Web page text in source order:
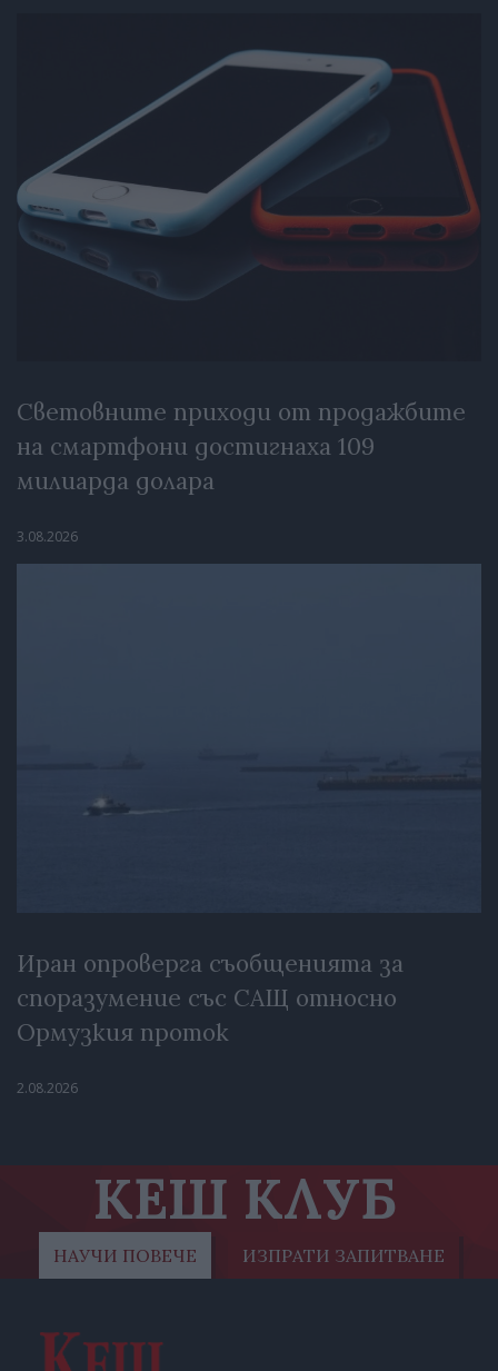
Световните приходи от продажбите
на смартфони достигнаха 109
милиарда долара
3.08.2026
Иран опроверга съобщенията за
споразумение със САЩ относно
Ормузкия проток
2.08.2026
КЕШ КЛУБ
НАУЧИ ПОВЕЧЕ ИЗПРАТИ ЗАПИТВАНЕ